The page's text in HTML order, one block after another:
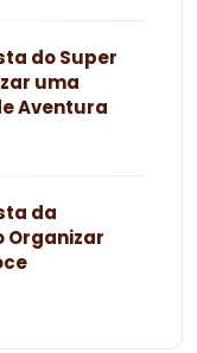
do Super
uma
Aventura
da
Organizar